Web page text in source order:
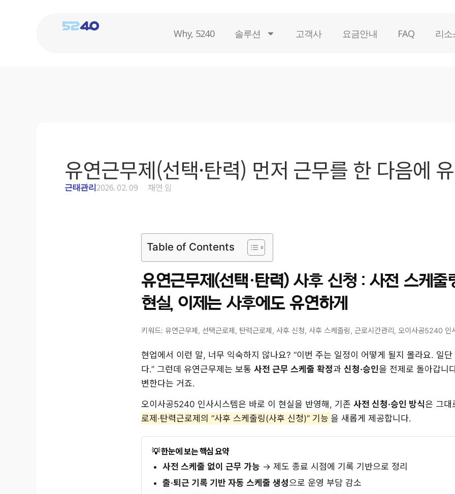
Why, 5240 솔루션 고객사 요금안내 FAQ 리
Table of Contents
유연근무제(선택·탄력) 사후 신청 : 사전 스케줄
현실, 이제는 사후에도 유연하게
키워드: 유연근무제, 선택근로제, 탄력근로제, 사후 신청, 사후 스케줄링, 근로시간관리, 오이사공5240 인
현업에서 이런 말, 너무 익숙하지 않나요? “이번 주는 일정이 어떻게 될지 몰라요. 일
다.” 그런데 유연근무제는 보통 사전 근무 스케줄 확정과 신청·승인을 전제로 돌아갑니
변한다는 거죠.
오이사공5240 인사시스템은 바로 이 현실을 반영해, 기존 사전 신청·승인 방식은 그
로제·탄력근로제의 “사후 스케줄링(사후 신청)” 기능 을 새롭게 제공합니다.
한눈에 보는 핵심 요약
사전 스케줄 없이 근무 가능 → 제도 종료 시점에 기록 기반으로 정리
출·퇴근 기록 기반 자동 스케줄 생성으로 운영 부담 감소
유연근무제(선택·탄력) 먼저 근무를 한 다음에
근태관리2026. 02. 09 채연 임